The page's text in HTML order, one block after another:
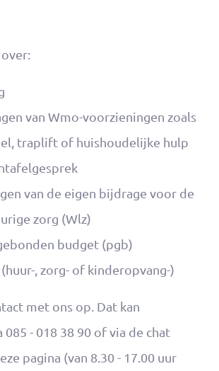
van Wmo-voorzieningen zoals
traplift of huishoudelijke hulp
van de eigen bijdrage voor de
zorg (Wlz)
budget (pgb)
, zorg- of kinderopvang-)
met ons op. Dat kan
- 018 38 90 of via de chat
pagina (van 8.30 - 17.00 uur